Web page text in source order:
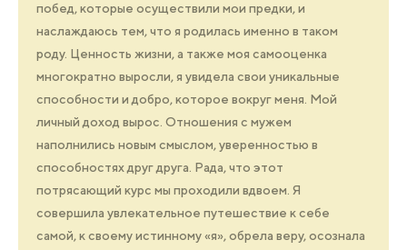
побед, которые осуществили мои предки, и
наслаждаюсь тем, что я родилась именно в таком
роду. Ценность жизни, а также моя самооценка
многократно выросли, я увидела свои уникальные
способности и добро, которое вокруг меня. Мой
личный доход вырос. Отношения с мужем
наполнились новым смыслом, уверенностью в
способностях друг друга. Рада, что этот
потрясающий курс мы проходили вдвоем. Я
совершила увлекательное путешествие к себе
самой, к своему истинному «я», обрела веру, осознала